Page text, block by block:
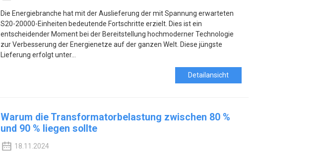
Die Energiebranche hat mit der Auslieferung der mit Spannung erwarteten
S20-20000-Einheiten bedeutende Fortschritte erzielt. Dies ist ein
entscheidender Moment bei der Bereitstellung hochmoderner Technologie
zur Verbesserung der Energienetze auf der ganzen Welt. Diese jüngste
Lieferung erfolgt unter...
Detailansicht
Warum die Transformatorbelastung zwischen 80 %
und 90 % liegen sollte
18.11.2024